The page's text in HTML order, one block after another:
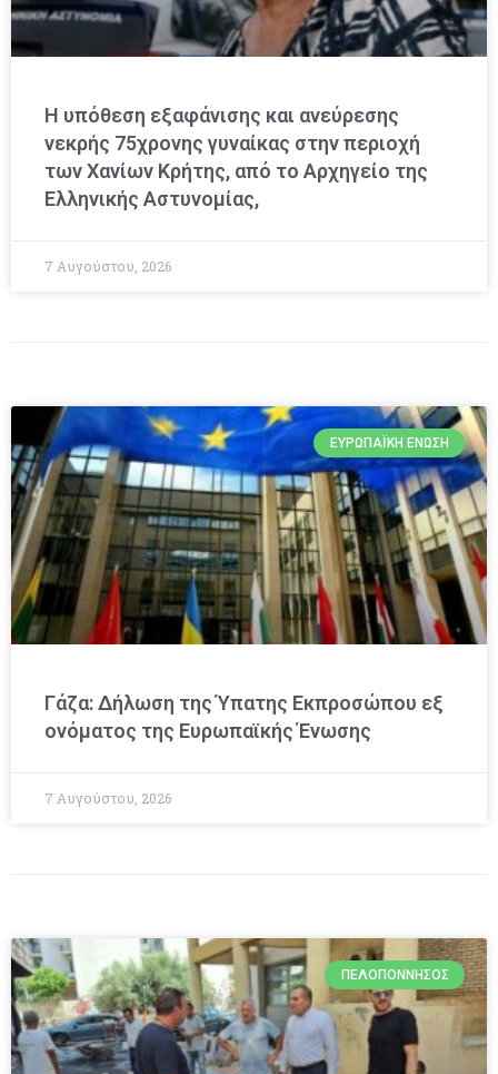
Η υπόθεση εξαφάνισης και ανεύρεσης
νεκρής 75χρονης γυναίκας στην περιοχή
των Χανίων Κρήτης, από το Αρχηγείο της
Ελληνικής Αστυνομίας,
7 Αυγούστου, 2026
ΕΥΡΩΠΑΪΚΉ ΈΝΩΣΗ
Γάζα: Δήλωση της Ύπατης Εκπροσώπου εξ
ονόματος της Ευρωπαϊκής Ένωσης
7 Αυγούστου, 2026
ΠΕΛΟΠΌΝΝΗΣΟΣ